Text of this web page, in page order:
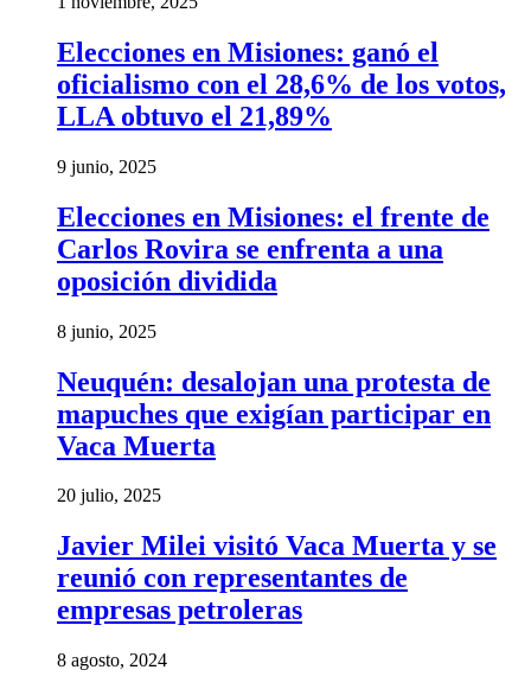
Elecciones en Misiones: ganó el
oficialismo con el 28,6% de los votos,
LLA obtuvo el 21,89%
9 junio, 2025
Elecciones en Misiones: el frente de
Carlos Rovira se enfrenta a una
oposición dividida
8 junio, 2025
Neuquén: desalojan una protesta de
mapuches que exigían participar en
Vaca Muerta
20 julio, 2025
Javier Milei visitó Vaca Muerta y se
reunió con representantes de
empresas petroleras
8 agosto, 2024